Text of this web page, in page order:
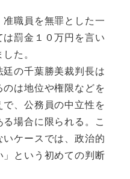
職員を無罪とした一
罰金１０万円を言い
た。
の千葉勝美裁判長は
は地位や権限などを
、 公務員の中立性を
場合に限られる。
こ
ケースでは、 政治的
という初めての判断